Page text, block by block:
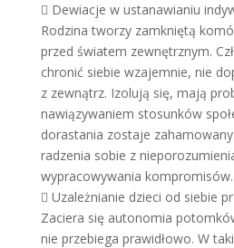
 Dewiacje w ustanawianiu
Rodzina tworzy zamkniętą
przed światem zewnętrznym.
chronić siebie wzajemnie, nie
z zewnątrz. Izolują się, mają
nawiązywaniem stosunków
dorastania zostaje
radzenia sobie z
wypracowywania kompromisów.
 Uzależnianie dzieci od siebie
Zaciera się autonomia
nie przebiega prawidłowo. W